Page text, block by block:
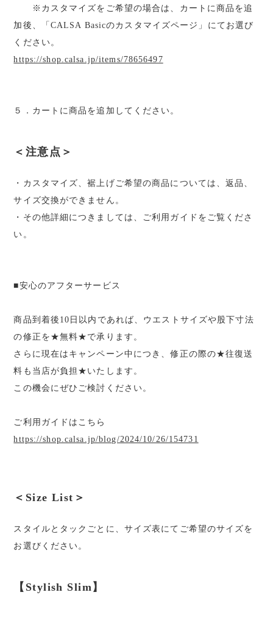
※カスタマイズをご希望の場合は、カートに商品を追
加後、「CALSA Basicのカスタマイズページ」にてお選び
ください。
https://shop.calsa.jp/items/78656497
５．カートに商品を追加してください。
＜注意点＞
・カスタマイズ、裾上げご希望の商品については、返品、
サイズ交換ができません。
・その他詳細につきましては、ご利用ガイドをご覧くださ
い。
■安心のアフターサービス
商品到着後10日以内であれば、ウエストサイズや股下寸法
の修正を★無料★で承ります。
さらに現在はキャンペーン中につき、修正の際の★往復送
料も当店が負担★いたします。
この機会にぜひご検討ください。
ご利用ガイドはこちら
https://shop.calsa.jp/blog/2024/10/26/154731
＜Size List＞
スタイルとタックごとに、サイズ表にてご希望のサイズを
お選びください。
【Stylish Slim】